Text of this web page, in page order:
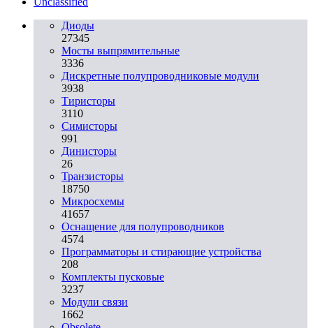
Диоды
27345
Мосты выпрямительные
3336
Дискретные полупроводниковые модули
3938
Тиристоры
3110
Симисторы
991
Динисторы
26
Транзисторы
18750
Микросхемы
41657
Оснащение для полупроводников
4574
Программаторы и стирающие устройства
208
Комплекты пусковые
3237
Модули связи
1662